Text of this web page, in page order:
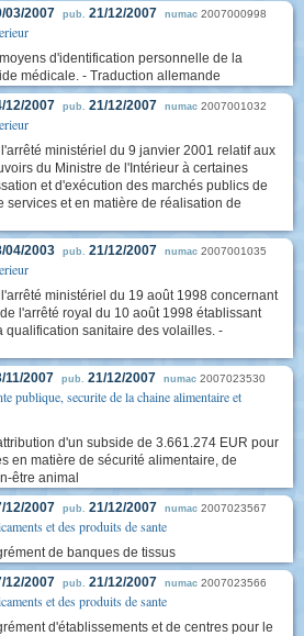
03/2007 pub. 21/12/2007 numac 2007000998
d'identification personnelle de la
médicale. - Traduction allemande
12/2007 pub. 21/12/2007 numac 2007001032
ministériel du 9 janvier 2001 relatif aux
du Ministre de l'Intérieur à certaines
et d'exécution des marchés publics de
services et en matière de réalisation de
04/2003 pub. 21/12/2007 numac 2007001035
ministériel du 19 août 1998 concernant
l'arrêté royal du 10 août 1998 établissant
qualification sanitaire des volailles. -
11/2007 pub. 21/12/2007 numac 2007023530
publique, securite de la chaine alimentaire et
d'un subside de 3.661.274 EUR pour
en matière de sécurité alimentaire, de
être animal
12/2007 pub. 21/12/2007 numac 2007023567
et des produits de sante
de banques de tissus
12/2007 pub. 21/12/2007 numac 2007023566
et des produits de sante
d'établissements et de centres pour le